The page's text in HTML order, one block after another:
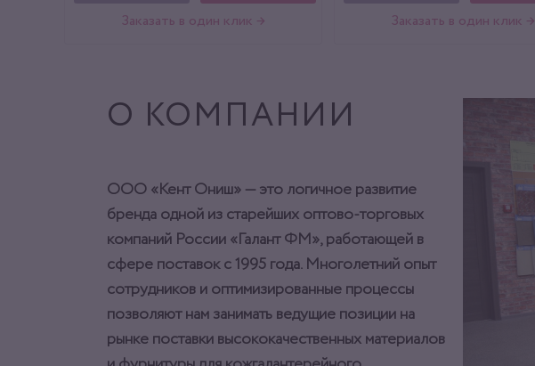
Заказать в один клик → Заказать в один клик →
О КОМПАНИИ
ООО «Кент Ониш» — это логичное развитие
бренда одной из старейших оптово-торговых
компаний России «Галант ФМ», работающей в
сфере поставок с 1995 года. Многолетний опыт
сотрудников и оптимизированные процессы
позволяют нам занимать ведущие позиции на
рынке поставки высококачественных материалов